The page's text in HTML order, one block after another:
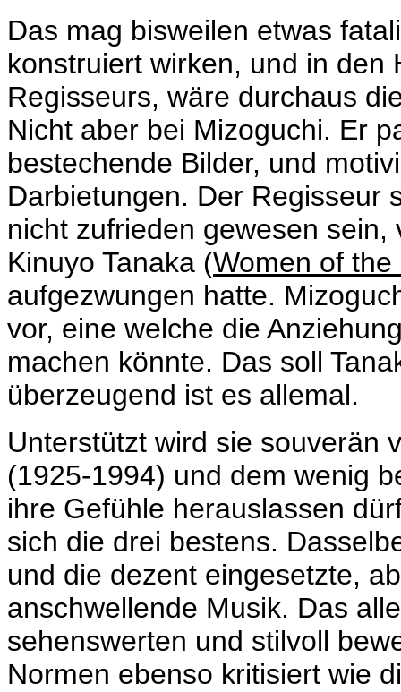
Das mag bisweilen etwas
konstruiert wirken, und in den
Regisseurs, wäre durchaus
Nicht aber bei Mizoguchi. Er
bestechende Bilder, und
Darbietungen. Der Regisseur
nicht zufrieden gewesen
Kinuyo Tanaka (Women of the
aufgezwungen hatte.
vor, eine welche die
machen könnte. Das soll
überzeugend ist es allemal.
Unterstützt wird sie souverän
(1925-1994) und dem wenig
ihre Gefühle herauslassen
sich die drei bestens.
und die dezent eingesetzte,
anschwellende Musik. Das
sehenswerten und stilvoll
Normen ebenso kritisiert wie